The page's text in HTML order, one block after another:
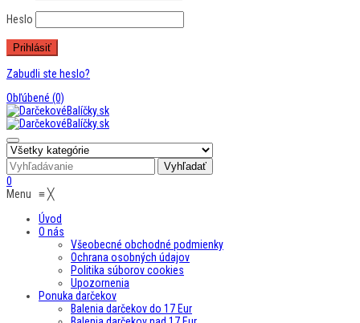
Heslo
Zabudli ste heslo?
Obľúbené (0)
0
Menu ≡╳
Úvod
O nás
Všeobecné obchodné podmienky
Ochrana osobných údajov
Politika súborov cookies
Upozornenia
Ponuka darčekov
Balenia darčekov do 17 Eur